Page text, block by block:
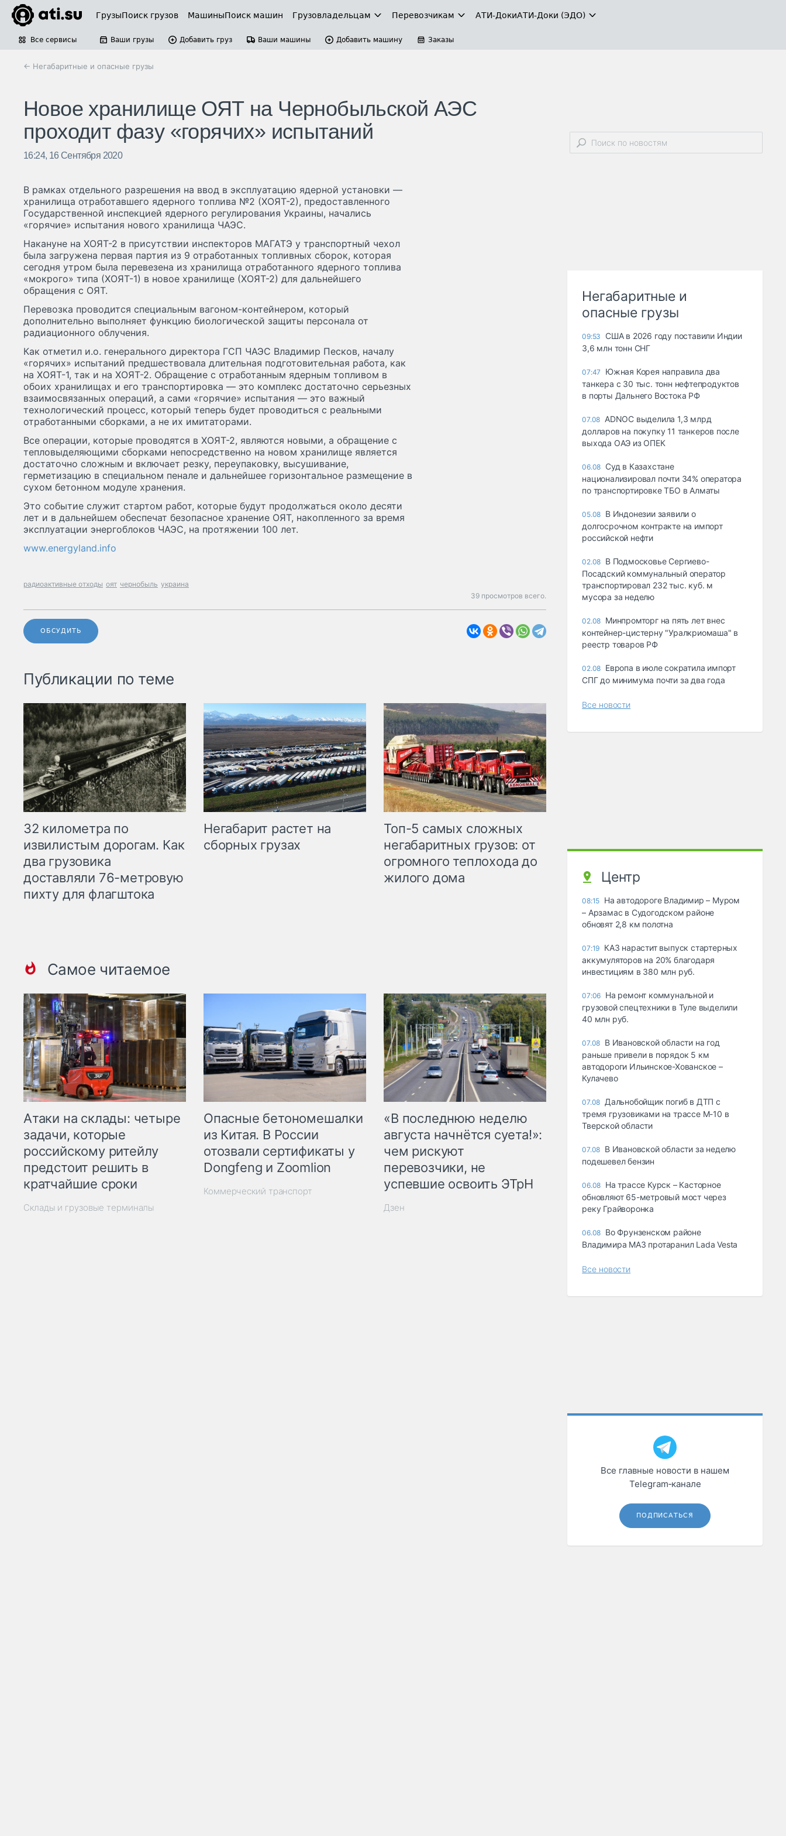
ГрузыПоиск грузов МашиныПоиск машин Грузовладельцам Перевозчикам АТИ-ДокиАТИ-Доки (ЭДО)
Все сервисы Ваши грузы Добавить груз Ваши машины Добавить машину Заказы
← Негабаритные и опасные грузы
Новое хранилище ОЯТ на Чернобыльской АЭС
проходит фазу «горячих» испытаний
16:24, 16 Сентября 2020
В рамках отдельного разрешения на ввод в эксплуатацию ядерной установки —
хранилища отработавшего ядерного топлива №2 (ХОЯТ-2), предоставленного
Государственной инспекцией ядерного регулирования Украины, начались
«горячие» испытания нового хранилища ЧАЭС.
Накануне на ХОЯТ-2 в присутствии инспекторов МАГАТЭ у транспортный чехол
была загружена первая партия из 9 отработанных топливных сборок, которая
сегодня утром была перевезена из хранилища отработанного ядерного топлива
«мокрого» типа (ХОЯТ-1) в новое хранилище (ХОЯТ-2) для дальнейшего
обращения с ОЯТ.
Перевозка проводится специальным вагоном-контейнером, который
дополнительно выполняет функцию биологической защиты персонала от
радиационного облучения.
Как отметил и.о. генерального директора ГСП ЧАЭС Владимир Песков, началу
«горячих» испытаний предшествовала длительная подготовительная работа, как
на ХОЯТ-1, так и на ХОЯТ-2. Обращение с отработанным ядерным топливом в
обоих хранилищах и его транспортировка — это комплекс достаточно серьезных
взаимосвязанных операций, а сами «горячие» испытания — это важный
технологический процесс, который теперь будет проводиться с реальными
отработанными сборками, а не их имитаторами.
Все операции, которые проводятся в ХОЯТ-2, являются новыми, а обращение с
тепловыделяющими сборками непосредственно на новом хранилище является
достаточно сложным и включает резку, переупаковку, высушивание,
герметизацию в специальном пенале и дальнейшее горизонтальное размещение в
сухом бетонном модуле хранения.
Это событие служит стартом работ, которые будут продолжаться около десяти
лет и в дальнейшем обеспечат безопасное хранение ОЯТ, накопленного за время
эксплуатации энергоблоков ЧАЭС, на протяжении 100 лет.
www.energyland.info
радиоактивные отходы оят чернобыль украина
39 просмотров всего.
ОБСУДИТЬ
Публикации по теме
32 километра по
извилистым дорогам. Как
два грузовика
доставляли 76-метровую
пихту для флагштока
Негабарит растет на
сборных грузах
Топ-5 самых сложных
негабаритных грузов: от
огромного теплохода до
жилого дома
Самое читаемое
Атаки на склады: четыре
задачи, которые
российскому ритейлу
предстоит решить в
кратчайшие сроки
Склады и грузовые терминалы
Опасные бетономешалки
из Китая. В России
отозвали сертификаты у
Dongfeng и Zoomlion
Коммерческий транспорт
«В последнюю неделю
августа начнётся суета!»:
чем рискуют
перевозчики, не
успевшие освоить ЭТрН
Дзен
Негабаритные и
опасные грузы
09:53
США в 2026 году поставили Индии
3,6 млн тонн СНГ
07:47
Южная Корея направила два
танкера с 30 тыс. тонн нефтепродуктов
в порты Дальнего Востока РФ
07.08 ADNOC выделила 1,3 млрд
долларов на покупку 11 танкеров после
выхода ОАЭ из ОПЕК
06.08 Суд в Казахстане
национализировал почти 34% оператора
по транспортировке ТБО в Алматы
05.08 В Индонезии заявили о
долгосрочном контракте на импорт
российской нефти
02.08 В Подмосковье Сергиево-
Посадский коммунальный оператор
транспортировал 232 тыс. куб. м
мусора за неделю
02.08 Минпромторг на пять лет внес
контейнер-цистерну "Уралкриомаша" в
реестр товаров РФ
02.08 Европа в июле сократила импорт
СПГ до минимума почти за два года
Все новости
Центр
08:15 На автодороге Владимир – Муром
– Арзамас в Судогодском районе
обновят 2,8 км полотна
07:19 КАЗ нарастит выпуск стартерных
аккумуляторов на 20% благодаря
инвестициям в 380 млн руб.
07:06 На ремонт коммунальной и
грузовой спецтехники в Туле выделили
40 млн руб.
07.08 В Ивановской области на год
раньше привели в порядок 5 км
автодороги Ильинское-Хованское –
Кулачево
07.08 Дальнобойщик погиб в ДТП с
тремя грузовиками на трассе М-10 в
Тверской области
07.08 В Ивановской области за неделю
подешевел бензин
06.08 На трассе Курск – Касторное
обновляют 65-метровый мост через
реку Грайворонка
06.08 Во Фрунзенском районе
Владимира МАЗ протаранил Lada Vesta
Все новости
Все главные новости в нашем
Telegram‑канале
ПОДПИСАТЬСЯ